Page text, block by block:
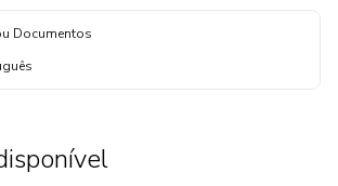
Documentos